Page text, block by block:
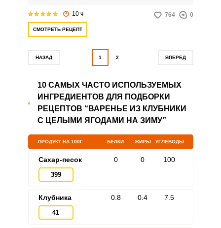
различной домашней выпечки.
10 ч 764 0
СМОТРЕТЬ РЕЦЕПТ
НАЗАД 1 2 ВПЕРЕД
10 САМЫХ ЧАСТО ИСПОЛЬЗУЕМЫХ
ИНГРЕДИЕНТОВ ДЛЯ ПОДБОРКИ
РЕЦЕПТОВ “ВАРЕНЬЕ ИЗ КЛУБНИКИ
С ЦЕЛЫМИ ЯГОДАМИ НА ЗИМУ”
ПРОДУКТ НА 100Г БЕЛКИ ЖИРЫ УГЛЕВОДЫ
Сахар-песок
399
0 0 100
Клубника
41
0.8 0.4 7.5